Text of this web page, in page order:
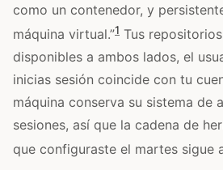
como un contenedor, y
máquina virtual.”1 Tus
disponibles a ambos lados, el
inicias sesión coincide con tu
máquina conserva su sistema de
sesiones, así que la cadena de
que configuraste el martes sigue